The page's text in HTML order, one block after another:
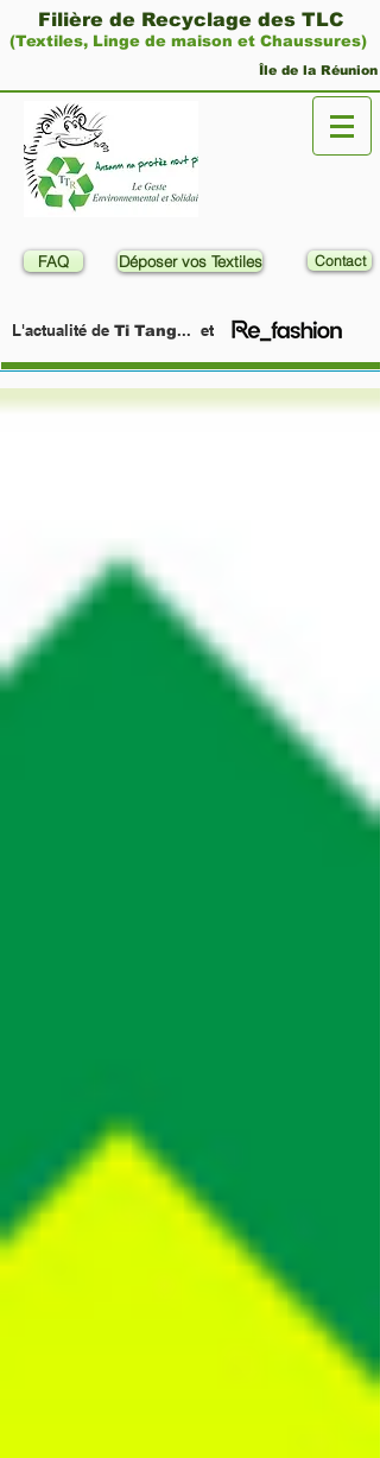
Filière de Recyclage des TLC
(Textiles, Linge de maison et Chaussures)
Île de la Réunion
FAQ Déposer vos Textiles Contact
L'actualité de Ti Tang... et